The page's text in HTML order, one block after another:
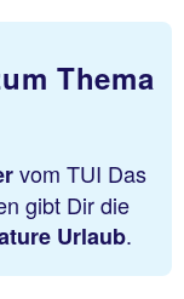
Thema
vom TUI Das
gibt Dir die
Urlaub.